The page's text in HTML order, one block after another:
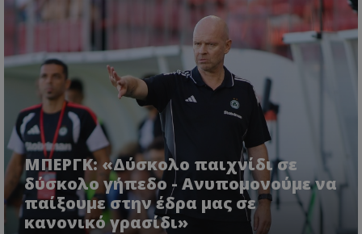
ΜΠΕΡΓΚ: «Δύσκολο παιχνίδι σε
δύσκολο γήπεδο - Ανυπομονούμε να
παίξουμε στην έδρα μας σε
κανονικό γρασίδι»